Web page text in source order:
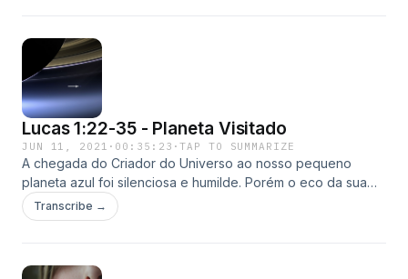
Lucas 1:22-35 - Planeta Visitado
JUN 11, 2021 · 00:35:23 ·TAP TO SUMMARIZE
A chegada do Criador do Universo ao nosso pequeno
planeta azul foi silenciosa e humilde. Porém o eco da sua
cruz se houve há dois mil anos.
Transcribe →